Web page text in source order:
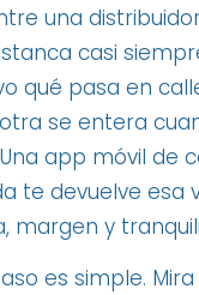
una
casi
qué pasa en
se entera
app móvil de
te devuelve esa
margen y
es simple.